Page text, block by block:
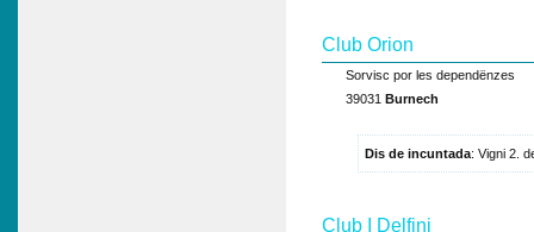
Club Orion
Sorvisc por les dependënzes
39031 Burnech
Dis de incuntada: Vigni 2.
Club I Delfini